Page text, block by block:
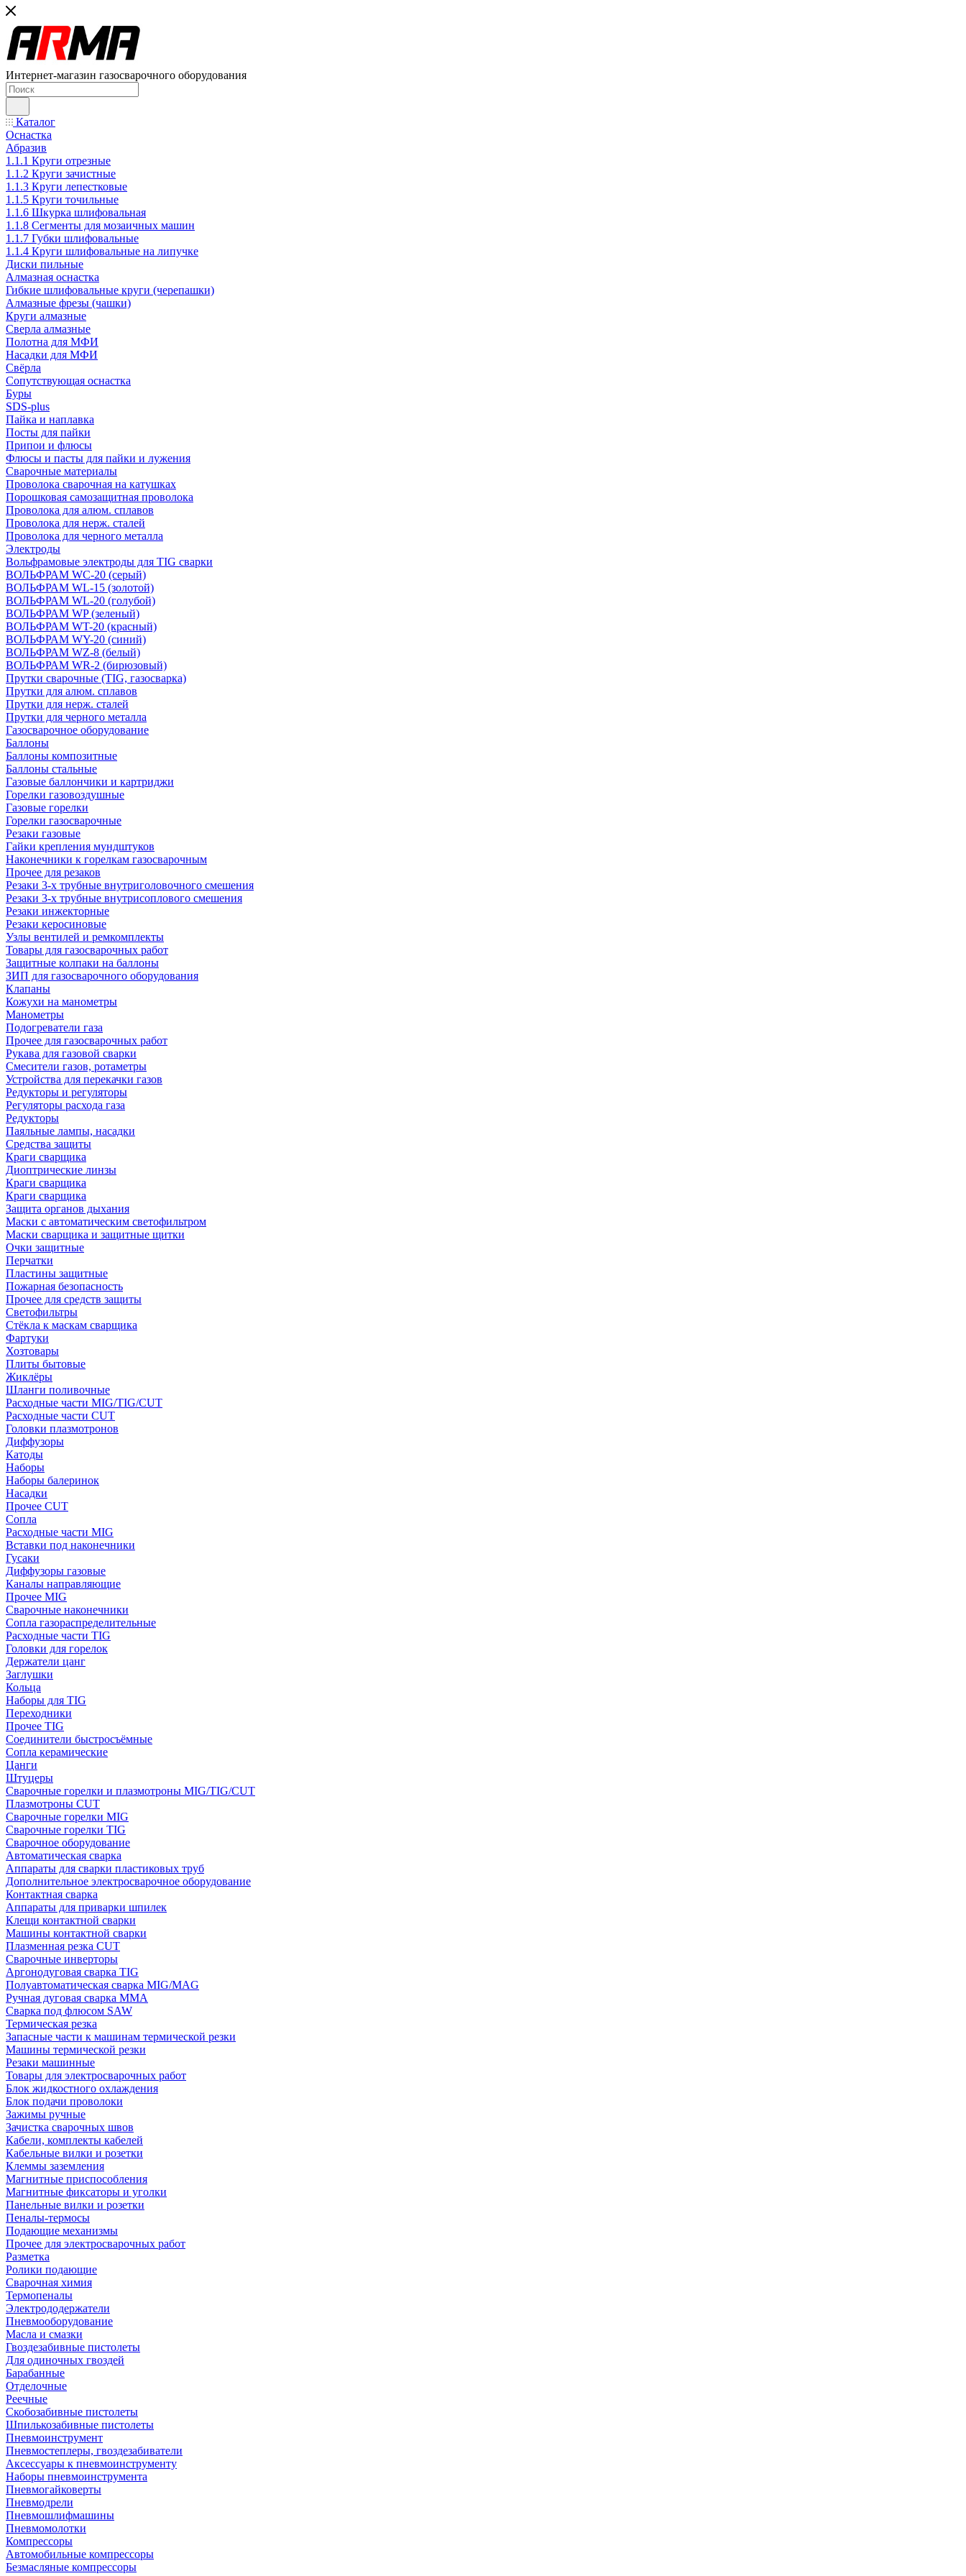
Интернет-магазин газосварочного оборудования
Каталог
Оснастка
Абразив
1.1.1 Круги отрезные
1.1.2 Круги зачистные
1.1.3 Круги лепестковые
1.1.5 Круги точильные
1.1.6 Шкурка шлифовальная
1.1.8 Сегменты для мозаичных машин
1.1.7 Губки шлифовальные
1.1.4 Круги шлифовальные на липучке
Диски пильные
Алмазная оснастка
Гибкие шлифовальные круги (черепашки)
Алмазные фрезы (чашки)
Круги алмазные
Сверла алмазные
Полотна для МФИ
Насадки для МФИ
Свёрла
Сопутствующая оснастка
Буры
SDS-plus
Пайка и наплавка
Посты для пайки
Припои и флюсы
Флюсы и пасты для пайки и лужения
Сварочные материалы
Проволока сварочная на катушках
Порошковая самозащитная проволока
Проволока для алюм. сплавов
Проволока для нерж. сталей
Проволока для черного металла
Электроды
Вольфрамовые электроды для TIG сварки
ВОЛЬФРАМ WC-20 (серый)
ВОЛЬФРАМ WL-15 (золотой)
ВОЛЬФРАМ WL-20 (голубой)
ВОЛЬФРАМ WP (зеленый)
ВОЛЬФРАМ WT-20 (красный)
ВОЛЬФРАМ WY-20 (синий)
ВОЛЬФРАМ WZ-8 (белый)
ВОЛЬФРАМ WR-2 (бирюзовый)
Прутки сварочные (TIG, газосварка)
Прутки для алюм. сплавов
Прутки для нерж. сталей
Прутки для черного металла
Газосварочное оборудование
Баллоны
Баллоны композитные
Баллоны стальные
Газовые баллончики и картриджи
Горелки газовоздушные
Газовые горелки
Горелки газосварочные
Резаки газовые
Гайки крепления мундштуков
Наконечники к горелкам газосварочным
Прочее для резаков
Резаки 3-х трубные внутриголовочного смешения
Резаки 3-х трубные внутрисоплового смешения
Резаки инжекторные
Резаки керосиновые
Узлы вентилей и ремкомплекты
Товары для газосварочных работ
Защитные колпаки на баллоны
ЗИП для газосварочного оборудования
Клапаны
Кожухи на манометры
Манометры
Подогреватели газа
Прочее для газосварочных работ
Рукава для газовой сварки
Смесители газов, ротаметры
Устройства для перекачки газов
Редукторы и регуляторы
Регуляторы расхода газа
Редукторы
Паяльные лампы, насадки
Средства защиты
Краги сварщика
Диоптрические линзы
Краги сварщика
Краги сварщика
Защита органов дыхания
Маски с автоматическим светофильтром
Маски сварщика и защитные щитки
Очки защитные
Перчатки
Пластины защитные
Пожарная безопасность
Прочее для средств защиты
Светофильтры
Стёкла к маскам сварщика
Фартуки
Хозтовары
Плиты бытовые
Жиклёры
Шланги поливочные
Расходные части MIG/TIG/CUT
Расходные части CUT
Головки плазмотронов
Диффузоры
Катоды
Наборы
Наборы балеринок
Насадки
Прочее CUT
Сопла
Расходные части MIG
Вставки под наконечники
Гусаки
Диффузоры газовые
Каналы направляющие
Прочее MIG
Сварочные наконечники
Сопла газораспределительные
Расходные части TIG
Головки для горелок
Держатели цанг
Заглушки
Кольца
Наборы для TIG
Переходники
Прочее TIG
Соединители быстросъёмные
Сопла керамические
Цанги
Штуцеры
Сварочные горелки и плазмотроны MIG/TIG/CUT
Плазмотроны CUT
Сварочные горелки MIG
Сварочные горелки TIG
Сварочное оборудование
Автоматическая сварка
Аппараты для сварки пластиковых труб
Дополнительное электросварочное оборудование
Контактная сварка
Аппараты для приварки шпилек
Клещи контактной сварки
Машины контактной сварки
Плазменная резка CUT
Сварочные инверторы
Аргонодуговая сварка TIG
Полуавтоматическая сварка MIG/MAG
Ручная дуговая сварка MMA
Сварка под флюсом SAW
Термическая резка
Запасные части к машинам термической резки
Машины термической резки
Резаки машинные
Товары для электросварочных работ
Блок жидкостного охлаждения
Блок подачи проволоки
Зажимы ручные
Зачистка сварочных швов
Кабели, комплекты кабелей
Кабельные вилки и розетки
Клеммы заземления
Магнитные приспособления
Магнитные фиксаторы и уголки
Панельные вилки и розетки
Пеналы-термосы
Подающие механизмы
Прочее для электросварочных работ
Разметка
Ролики подающие
Сварочная химия
Термопеналы
Электрододержатели
Пневмооборудование
Масла и смазки
Гвоздезабивные пистолеты
Для одиночных гвоздей
Барабанные
Отделочные
Реечные
Скобозабивные пистолеты
Шпилькозабивные пистолеты
Пневмоинструмент
Пневмостеплеры, гвоздезабиватели
Аксессуары к пневмоинструменту
Наборы пневмоинструмента
Пневмогайковерты
Пневмодрели
Пневмошлифмашины
Пневмомолотки
Компрессоры
Автомобильные компрессоры
Безмасляные компрессоры